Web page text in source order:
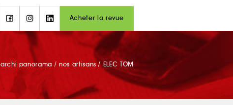
Acheter la revue
archi panorama /nos artisans / ELEC TOM